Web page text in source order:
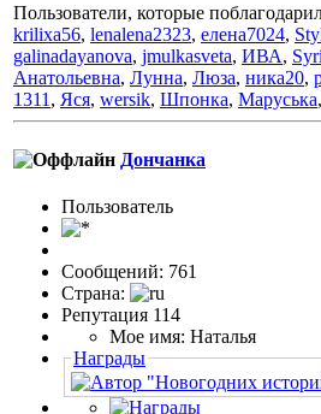
Пользователи, которые
krilixa56, lenalena2323, елена7024,
galinadayanova, jmulkasveta, ИВА,
Анатольевна, Лунна, Люза, ника20,
1311 , Яся, wersik, Шпонка, Маруська,
Дончанка
Пользовaтeль
Сообщений: 761
Страна:
Репутация 114
Мое имя: Наталья
Награды